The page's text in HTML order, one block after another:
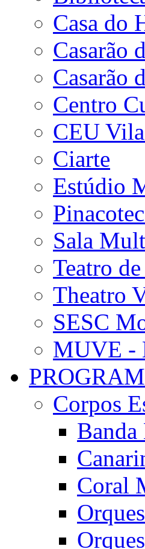
Casa do
Casarão
Casarão
Centro
CEU
Ciarte
Estúdio
Sala
Teatro
Theatro
SESC
MUVE -
Corpos
Coral